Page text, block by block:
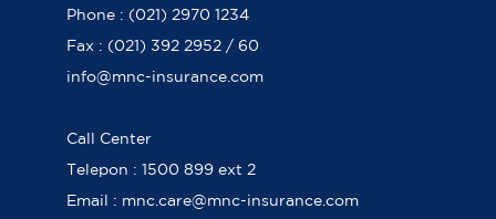
Phone : (021) 2970 1234
Fax : (021) 392 2952 / 60
info@mnc-insurance.com
Call Center
Telepon : 1500 899 ext 2
Email : mnc.care@mnc-insurance.com